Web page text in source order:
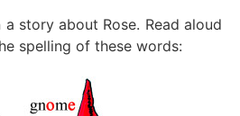
a story about Rose. Read aloud
spelling of these words: